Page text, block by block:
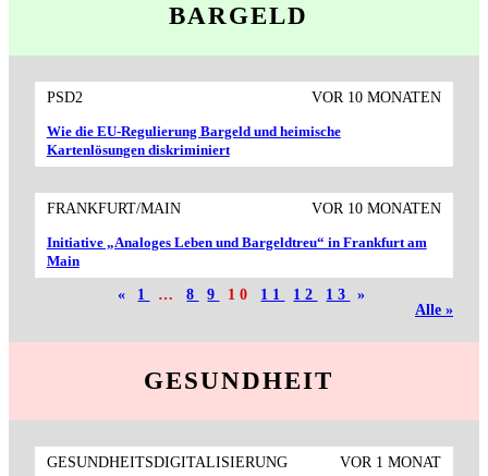
BARGELD
PSD2 VOR 10 MONATEN
Wie die EU-Regulierung Bargeld und heimische
Kartenlösungen diskriminiert
FRANKFURT/MAIN VOR 10 MONATEN
Initiative „Analoges Leben und Bargeldtreu“ in Frankfurt am
Main
« 1 … 8 9 10 11 12 13
»
Alle »
GESUNDHEIT
GESUNDHEITSDIGITALISIERUNG VOR 1 MONAT